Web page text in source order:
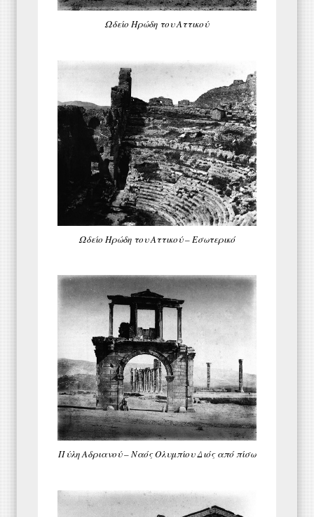
Ωδείο Ηρώδη του Αττικού
Ωδείο Ηρώδη του Αττικού – Εσωτερικό
Πύλη Αδριανού – Ναός Ολυμπίου Διός από πίσω